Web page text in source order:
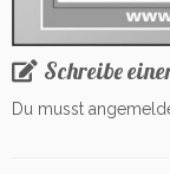
Schreibe
Du musst